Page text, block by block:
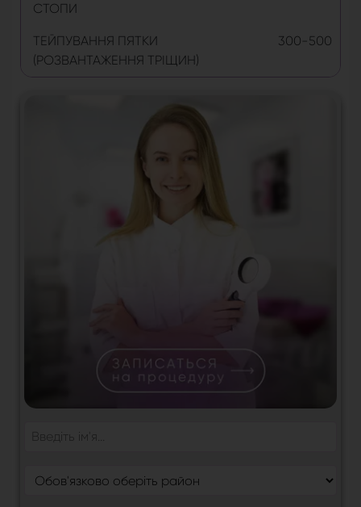
СТОПИ
ТЕЙПУВАННЯ ПЯТКИ
(РОЗВАНТАЖЕННЯ ТРІЩИН)
300-500